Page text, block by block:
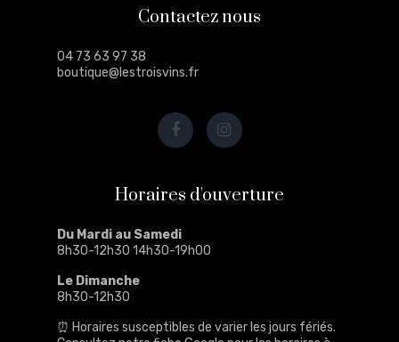
Contactez nous
04 73 63 97 38
boutique@lestroisvins.fr
Horaires d'ouverture
Du Mardi au Samedi
8h30-12h30 14h30-19h00
Le Dimanche
8h30-12h30
⏰ Horaires susceptibles de varier les jours fériés.